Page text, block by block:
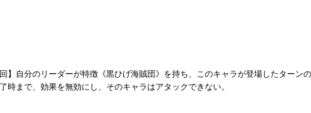
】自分のリーダーが特徴《黒ひげ海賊団》を持ち、このキャラが登場したター
時まで、効果を無効にし、そのキャラはアタックできない。